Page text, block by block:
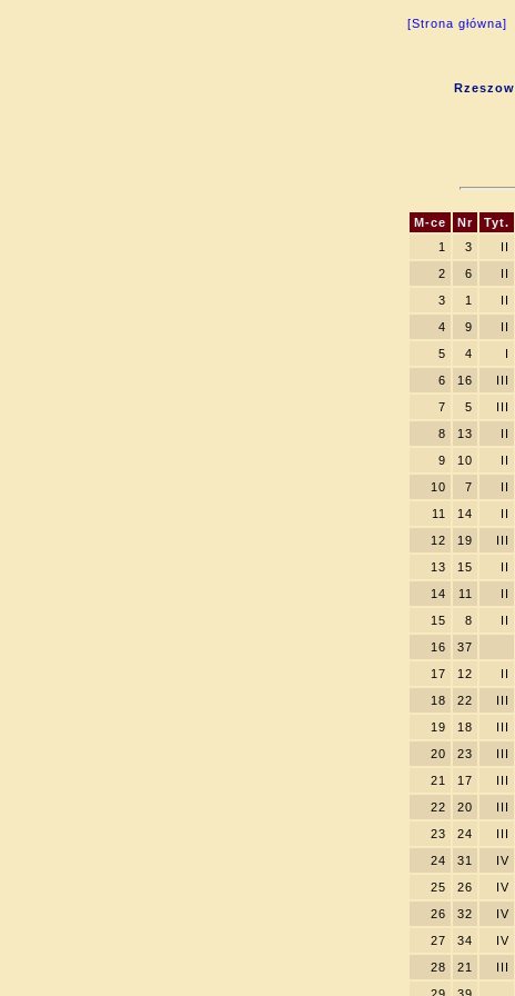
[Strona główna]
M-ce Nr Tyt.
1
3 II
2
6 II
3
1 II
4
9 II
5
4 I
6
16 III
7
5 III
8
13 II
9
10 II
10
7 II
11
14 II
12
19 III
13
15 II
14
11 II
15
8 II
16
37
17
12 II
18
22 III
19
18 III
20
23 III
21
17 III
22
20 III
23
24 III
24
31 IV
25
26 IV
26
32 IV
27
34 IV
28
21 III